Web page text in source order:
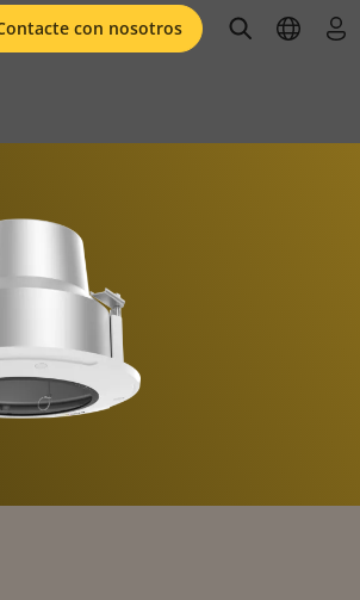
con nosotros openopen